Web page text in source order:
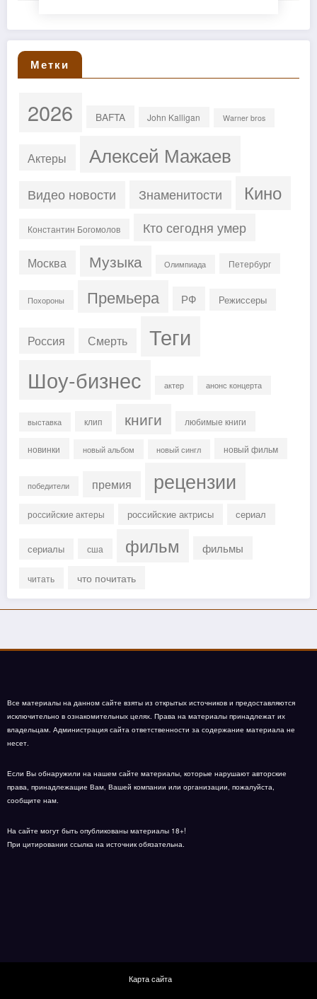
Метки
2026 BAFTA John Kalligan Warner bros
Актеры Алексей Мажаев
Видео новости Знаменитости Кино
Константин Богомолов Кто сегодня умер
Москва Музыка Олимпиада Петербург
Похороны Премьера РФ Режиссеры
Россия Смерть Теги
Шоу-бизнес актер анонс концерта
выставка клип книги любимые книги
новинки новый альбом новый сингл новый фильм
победители премия рецензии
российские актеры российские актрисы сериал
сериалы сша фильм фильмы
читать что почитать
Все материалы на данном сайте взяты из открытых источников и предоставляются
исключительно в ознакомительных целях. Права на материалы принадлежат их
владельцам. Администрация сайта ответственности за содержание материала не
несет.
Если Вы обнаружили на нашем сайте материалы, которые нарушают авторские
права, принадлежащие Вам, Вашей компании или организации, пожалуйста,
сообщите нам.
На сайте могут быть опубликованы материалы 18+!
При цитировании ссылка на источник обязательна.
Карта сайта